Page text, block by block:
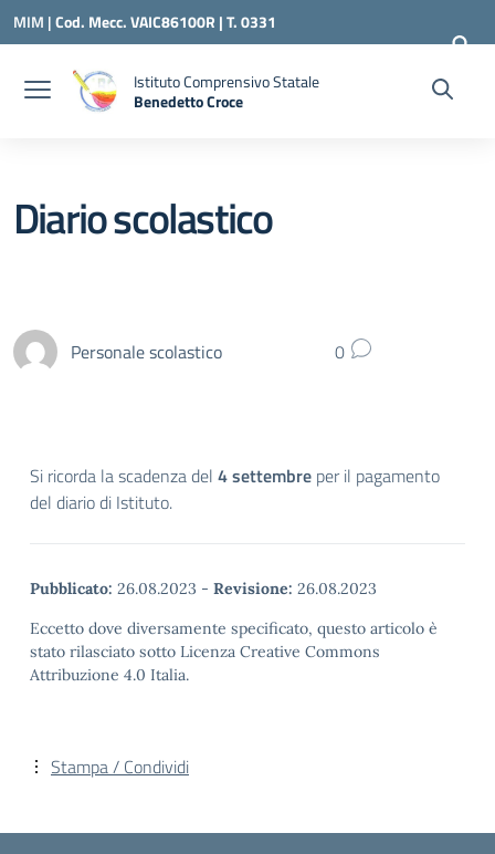
Vai ai contenuti
Vai al menu di navigazione
Vai al footer
MIM |Cod. Mecc. VAIC86100R | T. 0331
240260 | VAIC86100R@ISTRUZIONE.IT
Istituto Comprensivo Statale
Benedetto Croce
Diario scolastico
Personale scolastico 0
Si ricorda la scadenza del 4 settembre per il pagamento
del diario di Istituto.
Pubblicato: 26.08.2023 - Revisione: 26.08.2023
Eccetto dove diversamente specificato, questo articolo è
stato rilasciato sotto Licenza Creative Commons
Attribuzione 4.0 Italia.
Stampa / Condividi